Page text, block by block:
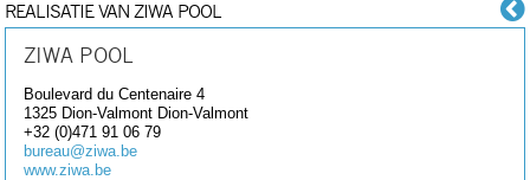
REALISATIE VAN ZIWA POOL
ZIWA POOL
Boulevard du Centenaire 4
1325 Dion-Valmont Dion-Valmont
+32 (0)471 91 06 79
bureau@ziwa.be
www.ziwa.be